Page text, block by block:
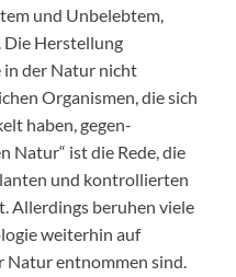
und Unbelebtem,
Herstellung
in der Natur nicht
Organismen, die sich
haben, gegen­
Natur“ ist die Rede, die
und kontrollierten
Allerdings beruhen viele
weiterhin auf
Natur entnommen sind.